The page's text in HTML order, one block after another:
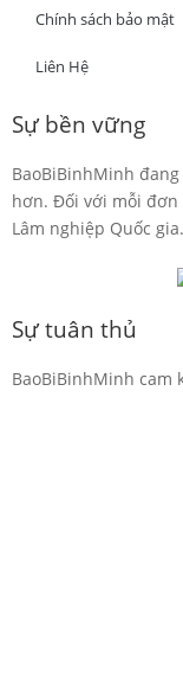
Chính sách bảo mật
Liên Hệ
Sự bền vững
BaoBiBinhMinh
hơn. Đối với mỗi đơn
Lâm nghiệp Quốc gia.
Sự tuân thủ
BaoBiBinhMinh cam